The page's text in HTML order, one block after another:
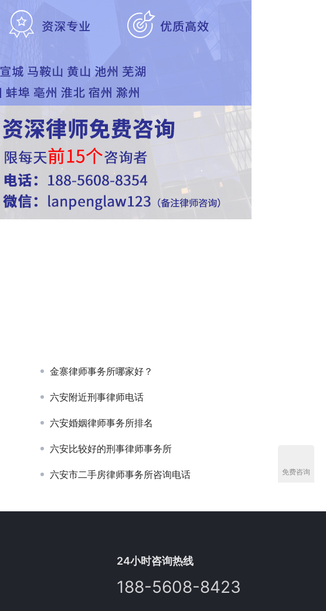
金寨律师事务所哪家好？
六安附近刑事律师电话
六安婚姻律师事务所排名
六安比较好的刑事律师事务所
六安市二手房律师事务所咨询电话
24小时咨询热线
188-5608-8423
免费咨询